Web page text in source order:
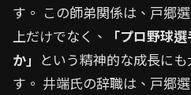
す。 この師弟関係は、戸郷
上だけでなく、
「プロ野球
か」 という精神的な成長に
す。 井端氏の辞職は、戸郷